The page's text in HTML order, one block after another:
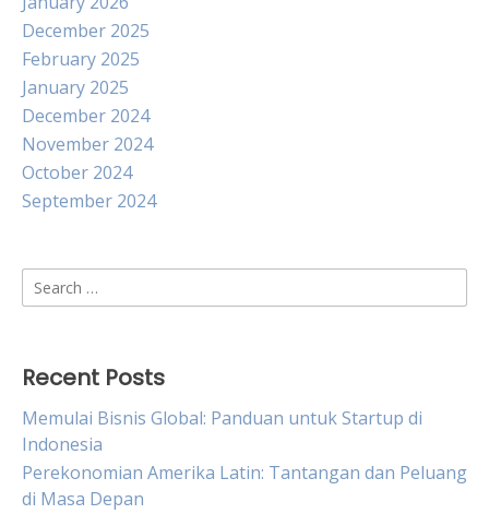
December 2025
February 2025
January 2025
December 2024
November 2024
October 2024
September 2024
Search
for:
Recent Posts
Memulai Bisnis Global: Panduan untuk Startup di
Indonesia
Perekonomian Amerika Latin: Tantangan dan Peluang
di Masa Depan